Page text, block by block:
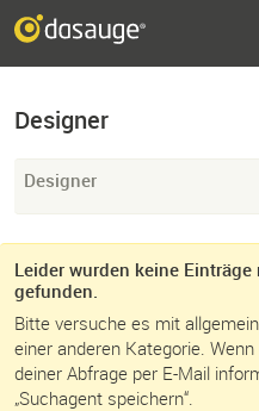
Designer
Designer
Leider wurden keine
gefunden.
Bitte versuche es mit
einer anderen Kategorie.
deiner Abfrage per E-Mail
„Suchagent speichern“.